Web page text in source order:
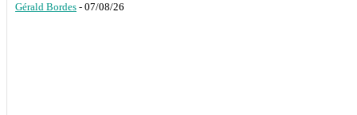
Gérald Bordes - 07/08/26